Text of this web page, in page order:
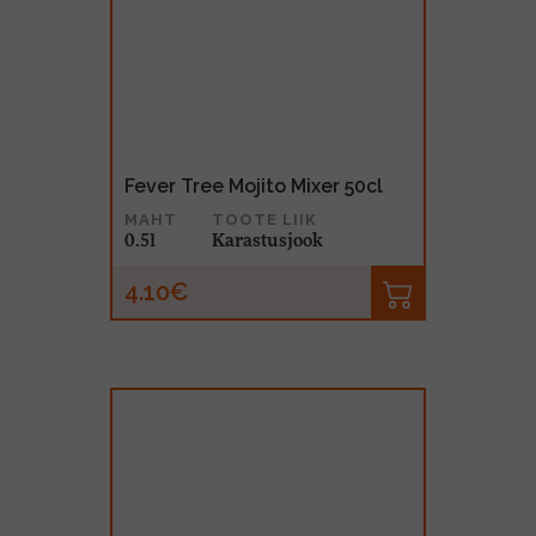
Fever Tree Mojito Mixer 50cl
MAHT
0.5l
TOOTE LIIK
Karastusjook
4.10€